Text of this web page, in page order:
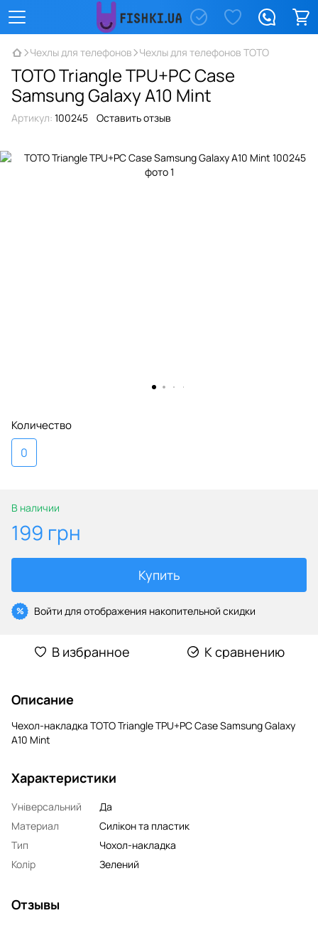
Чехлы для телефонов Чехлы для телефонов TOTO
TOTO Triangle TPU+PC Case
Samsung Galaxy A10 Mint
Артикул: 100245 Оставить отзыв
Количество
0
В наличии
199 грн
Купить
% Войти для отображения накопительной скидки
В избранное К сравнению
Описание
Чехол-накладка TOTO Triangle TPU+PC Case Samsung Galaxy
A10 Mint
Характеристики
Універсальний
Да
Материал
Силікон та пластик
Тип
Чохол-накладка
Колір
Зелений
Отзывы